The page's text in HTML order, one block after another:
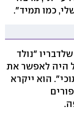
כמו תמיד".
"נולד
היה לאפשר את
הוא ייקרא